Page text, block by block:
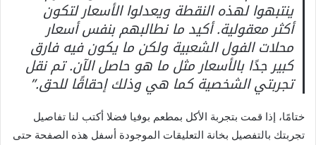
ينتبهوا لهذه النقطة ويعدلوا الأسعار لتكون
أكثر معقولية. أكيد ما نطالبهم بنفس أسعار
محلات الفول الشعبية ولكن ما يكون فيه فارق
كبير جدًا بالأسعار مثل ما هو حاصل الآن. تم نقل
تجربتي الشخصية كما هي وذلك إحقاقًا للحق.”
ختامًا، إذا قمت بتجربة الأكل بمطعم بوفيا فضلا أكتب لنا تفاصيل
تجربتك بالتفصيل بخانة التعليقات الموجودة أسفل هذه الصفحة حتى